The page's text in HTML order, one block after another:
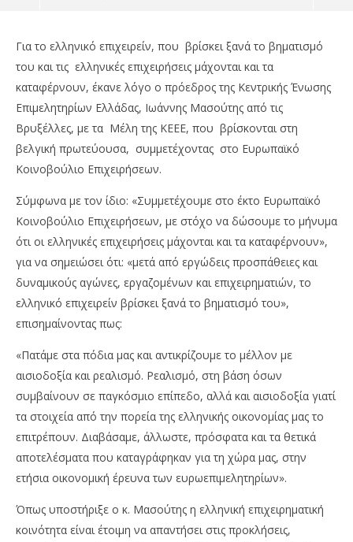
NOW VIEWING
Ιωάννης Μασούτης: Το επιχειρείν, βρίσκει ξανά
το βηματισμό του
20/11/2023
pressroom
Για το ελληνικό επιχειρείν, που βρίσκει ξανά το βηματισμό
του και τις ελληνικές επιχειρήσεις μάχονται και τα
καταφέρνουν, έκανε λόγο ο πρόεδρος της Κεντρικής Ένωσης
Επιμελητηρίων Ελλάδας, Ιωάννης Μασούτης από τις
Βρυξέλλες, με τα Μέλη της ΚΕΕΕ, που βρίσκονται στη
βελγική πρωτεύουσα, συμμετέχοντας στο Eυρωπαϊκό
Kοινοβούλιο Eπιχειρήσεων.
Σύμφωνα με τον ίδιο: «Συμμετέχουμε στο έκτο Ευρωπαϊκό
Κοινοβούλιο Επιχειρήσεων, με στόχο να δώσουμε το μήνυμα
ότι οι ελληνικές επιχειρήσεις μάχονται και τα καταφέρνουν»,
για να σημειώσει ότι: «μετά από εργώδεις προσπάθειες και
δυναμικούς αγώνες, εργαζομένων και επιχειρηματιών, το
ελληνικό επιχειρείν βρίσκει ξανά το βηματισμό του»,
επισημαίνοντας πως:
«Πατάμε στα πόδια μας και αντικρίζουμε το μέλλον με
αισιοδοξία και ρεαλισμό. Ρεαλισμό, στη βάση όσων
συμβαίνουν σε παγκόσμιο επίπεδο, αλλά και αισιοδοξία γιατί
τα στοιχεία από την πορεία της ελληνικής οικονομίας μας το
επιτρέπουν. Διαβάσαμε, άλλωστε, πρόσφατα και τα θετικά
αποτελέσματα που καταγράφηκαν για τη χώρα μας, στην
ετήσια οικονομική έρευνα των ευρωεπιμελητηρίων».
Όπως υποστήριξε ο κ. Μασούτης η ελληνική επιχειρηματική
κοινότητα είναι έτοιμη να απαντήσει στις προκλήσεις,